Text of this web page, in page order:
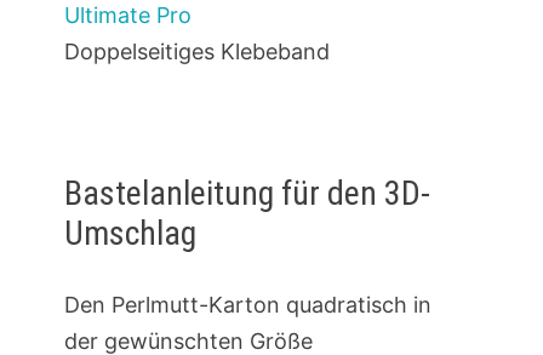
Ultimate Pro
Doppelseitiges Klebeband
Bastelanleitung für den 3D-
Umschlag
Den Perlmutt-Karton quadratisch in
der gewünschten Größe